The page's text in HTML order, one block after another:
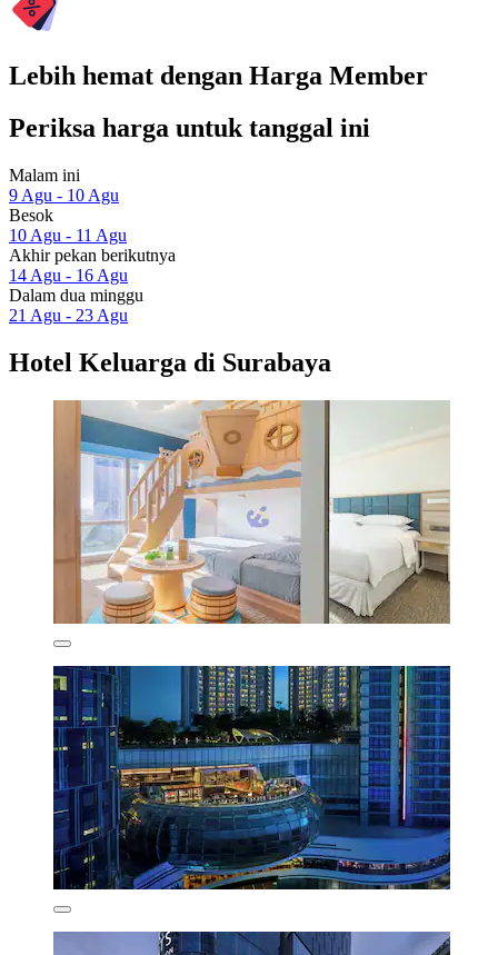
Lebih hemat dengan Harga Member
Periksa harga untuk tanggal ini
Malam ini
9 Agu - 10 Agu
Besok
10 Agu - 11 Agu
Akhir pekan berikutnya
14 Agu - 16 Agu
Dalam dua minggu
21 Agu - 23 Agu
Hotel Keluarga di Surabaya